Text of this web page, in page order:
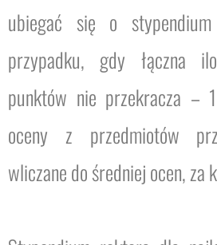
ubiegać się o
przypadku, gdy łączna
punktów nie przekracza –
oceny z przedmiotów
wliczane do średniej ocen, za